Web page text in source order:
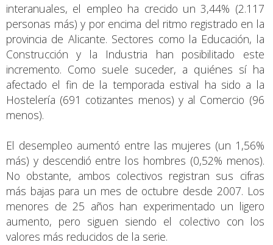
interanuales, el empleo ha crecido un 3,44% (2.117
personas más) y por encima del ritmo registrado en la
provincia de Alicante. Sectores como la Educación, la
Construcción y la Industria han posibilitado este
incremento. Como suele suceder, a quiénes sí ha
afectado el fin de la temporada estival ha sido a la
Hostelería (691 cotizantes menos) y al Comercio (96
menos).
El desempleo aumentó entre las mujeres (un 1,56%
más) y descendió entre los hombres (0,52% menos).
No obstante, ambos colectivos registran sus cifras
más bajas para un mes de octubre desde 2007. Los
menores de 25 años han experimentado un ligero
aumento, pero siguen siendo el colectivo con los
valores más reducidos de la serie.